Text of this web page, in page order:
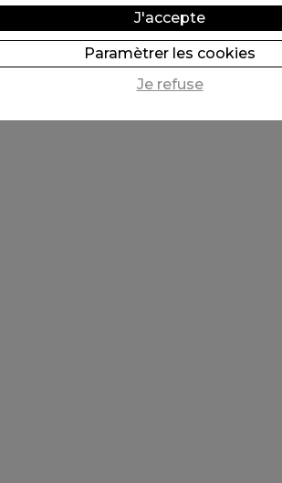
J'accepte
Paramètrer les cookies
Je refuse